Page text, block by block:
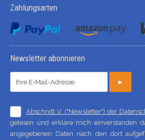
Zahlungsarten
Newsletter abonnieren
►
Abschnitt V. ("Newsletter") der
gelesen und erkläre mich einverstanden
angegebenen Daten nach den dort